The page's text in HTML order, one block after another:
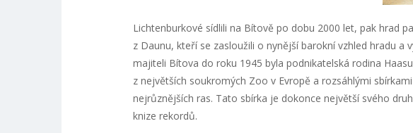
Lichtenburkové sídlili na Bítově po dobu 2000 let, pak hrad
z Daunu, kteří se zasloužili o nynější barokní vzhled hradu a
majiteli Bítova do roku 1945 byla podnikatelská rodina
z největších soukromých Zoo v Evropě a rozsáhlými
nejrůznějších ras. Tato sbírka je dokonce největší svého
knize rekordů.